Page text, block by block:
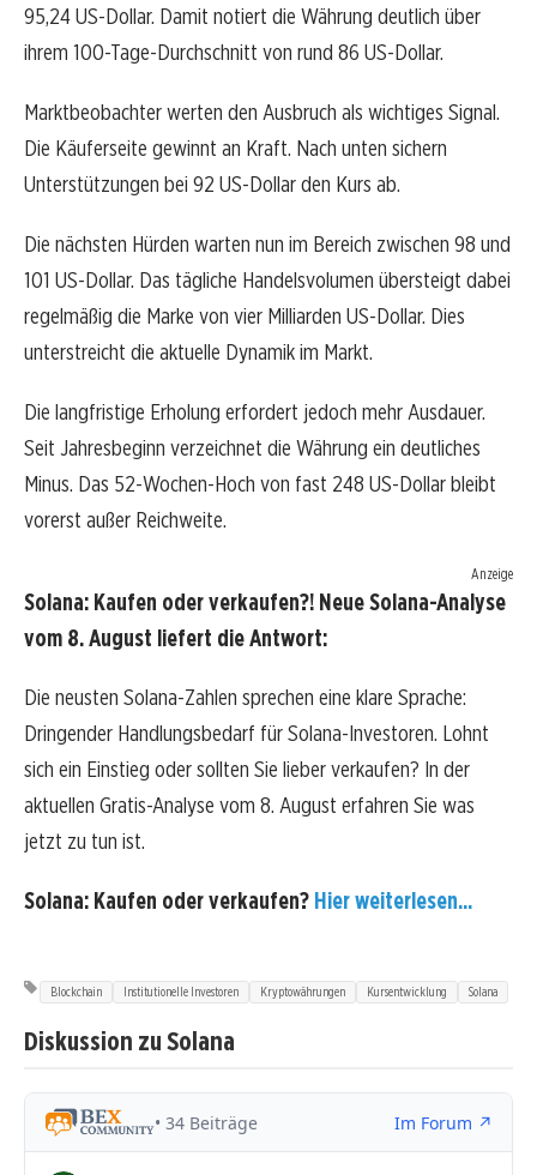
95,24 US-Dollar. Damit notiert die Währung deutlich über
ihrem 100-Tage-Durchschnitt von rund 86 US-Dollar.
Marktbeobachter werten den Ausbruch als wichtiges Signal.
Die Käuferseite gewinnt an Kraft. Nach unten sichern
Unterstützungen bei 92 US-Dollar den Kurs ab.
Die nächsten Hürden warten nun im Bereich zwischen 98 und
101 US-Dollar. Das tägliche Handelsvolumen übersteigt dabei
regelmäßig die Marke von vier Milliarden US-Dollar. Dies
unterstreicht die aktuelle Dynamik im Markt.
Die langfristige Erholung erfordert jedoch mehr Ausdauer.
Seit Jahresbeginn verzeichnet die Währung ein deutliches
Minus. Das 52-Wochen-Hoch von fast 248 US-Dollar bleibt
vorerst außer Reichweite.
Anzeige
Solana: Kaufen oder verkaufen?! Neue Solana-Analyse
vom 8. August liefert die Antwort:
Die neusten Solana-Zahlen sprechen eine klare Sprache:
Dringender Handlungsbedarf für Solana-Investoren. Lohnt
sich ein Einstieg oder sollten Sie lieber verkaufen? In der
aktuellen Gratis-Analyse vom 8. August erfahren Sie was
jetzt zu tun ist.
Solana: Kaufen oder verkaufen? Hier weiterlesen...
Blockchain Institutionelle Investoren Kryptowährungen Kursentwicklung Solana
Diskussion zu Solana